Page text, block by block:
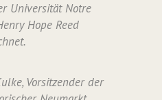
Universität Notre
Hope Reed
Vorsitzender der